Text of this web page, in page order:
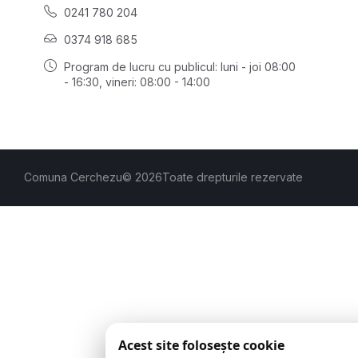
0241 780 204
0374 918 685
Program de lucru cu publicul: luni - joi 08:00
- 16:30 , vineri: 08:00 - 14:00
Comuna Cerchezu© 2026Toate drepturile rezervate
Acest site folosește cookie